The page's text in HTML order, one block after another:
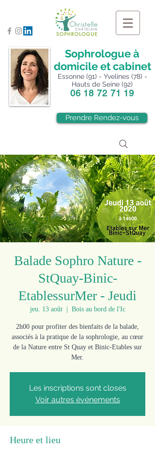
Sophrologue à
domicile et cabinet
Essonne (91) - Yvelines (78) -
Hauts de Seine (92)
06 18 72 71 19
Prendre Rendez-vous
Balade Sophro Nature -
StQuay-Binic-
EtablessurMer - Jeudi
jeu. 13 août
  |
Bois au bord de l'Ic
2h00 pour profiter des bienfaits de la balade,
associés à la pratique de la sophrologie, au cœur
de la Nature entre St Quay et Binic-Etables sur
Mer.
Les inscriptions sont closes
Voir autres événements
Heure et lieu